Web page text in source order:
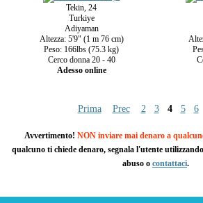
Tekin, 24
Turkiye
Adiyaman
Altezza: 5'9" (1 m 76 cm)
Peso: 166lbs (75.3 kg)
Cerco donna 20 - 40
Adesso online
Prima Prec 2 3 4 5 6
Avvertimento! NON inviare mai denaro a
qualcuno ti chiede denaro, segnala l'utente
abuso o contattaci.